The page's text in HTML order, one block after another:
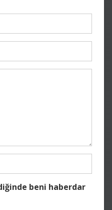
beni haberdar